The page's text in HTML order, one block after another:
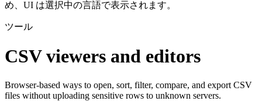
め、UI は選択中の言語で表示されます。
ツール
CSV viewers and editors
Browser-based ways to open, sort, filter, compare, and export CSV
files without uploading sensitive rows to unknown servers.